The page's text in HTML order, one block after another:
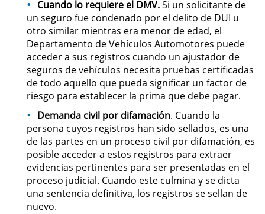
Restraining Orders
Temporary Restraining Order
Revenge Porn
Stalking
Violation of a Restraining Order
Driving Crimes
Carjacking
Driving with a Suspended License
Cuando lo requiere el DMV.Si un solicitante de
un seguro fue condenado por el delito de DUI u
otro similar mientras era menor de edad, el
Departamento de Vehículos Automotores puede
acceder a sus registros cuando un ajustador de
seguros de vehículos necesita pruebas certificadas
de todo aquello que pueda significar un factor de
riesgo para establecer la prima que debe pagar.
Demanda civil por difamación. Cuando la
persona cuyos registros han sido sellados, es una
de las partes en un proceso civil por difamación, es
posible acceder a estos registros para extraer
evidencias pertinentes para ser presentadas en el
proceso judicial. Cuando este culmina y se dicta
una sentencia definitiva, los registros se sellan de
nuevo.